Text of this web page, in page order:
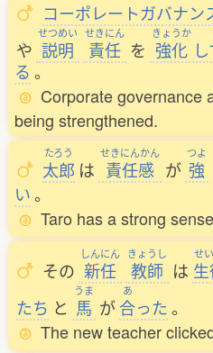
コーポレートガバナン
や
せつめい
説明
せきにん
責任 を
きょうか
強化
る 。
Corporate governance
being strengthened.
たろう
太郎 は
せきにんかん
責任感 が
つよ
強
い。
Taro has a strong
その
しんにん
新任
きょうし
教師 は
せ
たち と
うま
馬 が
あ
合った。
The new teacher